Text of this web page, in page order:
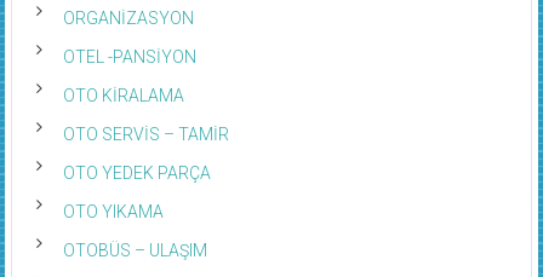
ORGANİZASYON
OTEL -PANSİYON
OTO KİRALAMA
OTO SERVİS – TAMİR
OTO YEDEK PARÇA
OTO YIKAMA
OTOBÜS – ULAŞIM